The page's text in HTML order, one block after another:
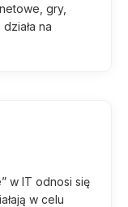
gry,
na
w IT odnosi się
w celu